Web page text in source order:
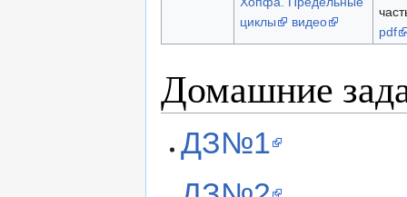
циклы
видео
pdf
Домашние
ДЗ№1